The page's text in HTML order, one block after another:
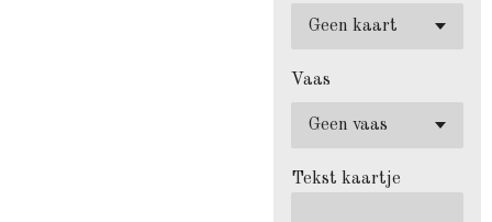
Vaas
Tekst kaartje